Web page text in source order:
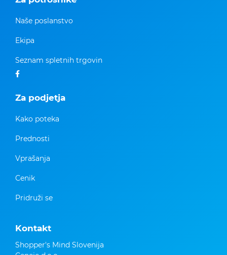
Naše poslanstvo
Ekipa
Seznam spletnih trgovin
Za podjetja
Kako poteka
Prednosti
Vprašanja
Cenik
Pridruži se
Kontakt
Shopper's Mind Slovenija